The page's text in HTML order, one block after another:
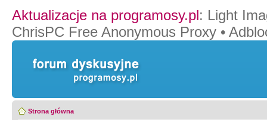
Aktualizacje na programosy.pl: Light
ChrisPC Free Anonymous Proxy •
Strona główna